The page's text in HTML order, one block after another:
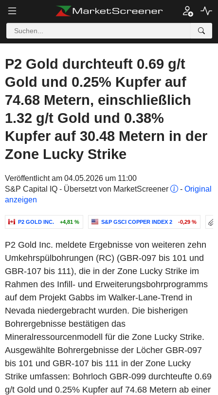
P2 Gold durchteuft 0.69 g/t
Gold und 0.25% Kupfer auf
74.68 Metern, einschließlich
1.32 g/t Gold und 0.38%
Kupfer auf 30.48 Metern in der
Zone Lucky Strike
Veröffentlicht am 04.05.2026 um 11:00
S&P Capital IQ - Übersetzt von MarketScreener
- Original
anzeigen
P2 GOLD INC. +4,81 % S&P GSCI COPPER INDEX 2 -0,29 %
P2 Gold Inc. meldete Ergebnisse von weiteren zehn
Umkehrspülbohrungen (RC) (GBR-097 bis 101 und
GBR-107 bis 111), die in der Zone Lucky Strike im
Rahmen des Infill- und Erweiterungsbohrprogramms
auf dem Projekt Gabbs im Walker-Lane-Trend in
Nevada niedergebracht wurden. Die bisherigen
Bohrergebnisse bestätigen das
Mineralressourcenmodell für die Zone Lucky Strike.
Ausgewählte Bohrergebnisse der Löcher GBR-097
bis 101 und GBR-107 bis 111 in der Zone Lucky
Strike umfassen: Bohrloch GBR-099 durchteufte 0.69
g/t Gold und 0.25% Kupfer auf 74.68 Metern ab einer